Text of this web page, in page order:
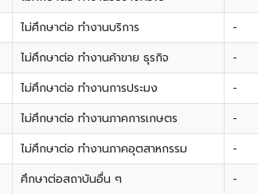
ไม่ศึกษาต่อ ทำงานบริการ -
ไม่ศึกษาต่อ ทำงานค้าขาย ธุรกิจ -
ไม่ศึกษาต่อ ทำงานการประมง -
ไม่ศึกษาต่อ ทำงานภาคการเกษตร -
ไม่ศึกษาต่อ ทำงานภาคอุตสาหกรรม -
ศึกษาต่อสถาบันอื่น ๆ -